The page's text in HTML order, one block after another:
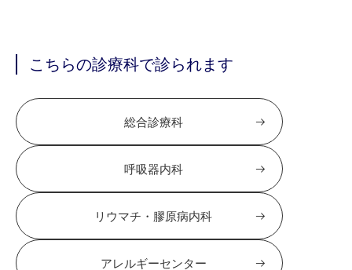
こちらの診療科で診られます
総合診療科
呼吸器内科
リウマチ・膠原病内科
アレルギーセンター